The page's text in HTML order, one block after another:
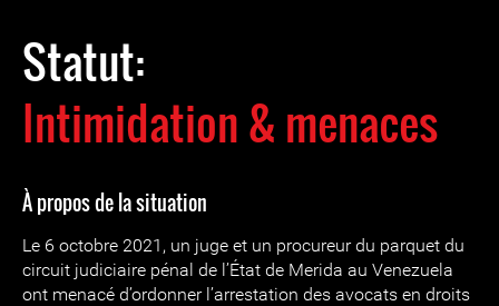
Statut:
Intimidation & menaces
À propos de la situation
Le 6 octobre 2021, un juge et un procureur du parquet du
circuit judiciaire pénal de l’État de Merida au Venezuela
ont menacé d’ordonner l’arrestation des avocats en droits